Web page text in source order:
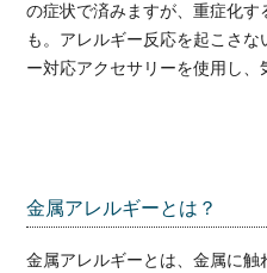
の症状で済みますが、重症化す
も。アレルギー反応を起こさ
ー対応アクセサリーを使用し、
金属アレルギーとは？
金属アレルギーとは、金属に